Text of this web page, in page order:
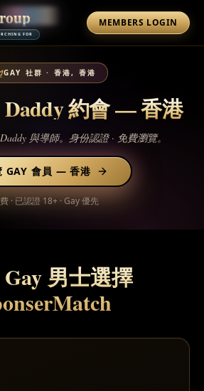
oup
FOR
MEMBERS LOGIN
GAY 社群 · 香港, 香港
Daddy 約會 —香港
與導師。身份認證 · 免費瀏覽。
GAY 會員 —香港
· 已認證 18+ · Gay 優先
男士選擇